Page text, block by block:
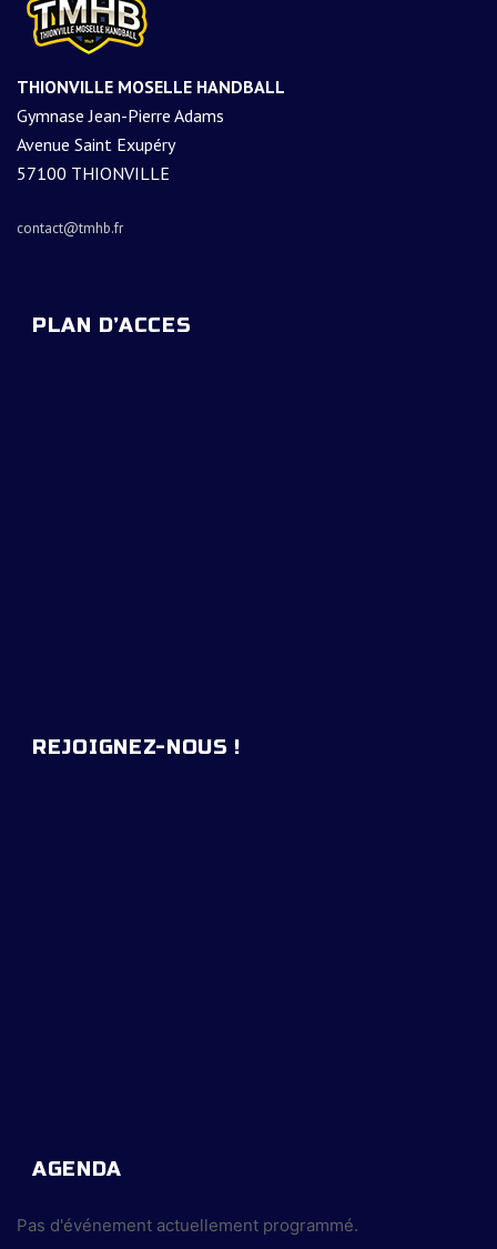
THIONVILLE MOSELLE HANDBALL
Gymnase Jean-Pierre Adams
Avenue Saint Exupéry
57100 THIONVILLE
contact@tmhb.fr
PLAN D’ACCES
REJOIGNEZ-NOUS !
AGENDA
Pas d'événement actuellement programmé.